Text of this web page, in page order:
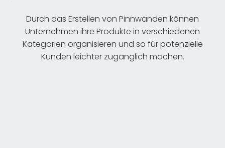
Durch das Erstellen von Pinnwänden können
Unternehmen ihre Produkte in verschiedenen
Kategorien organisieren und so für potenzielle
Kunden leichter zugänglich machen.